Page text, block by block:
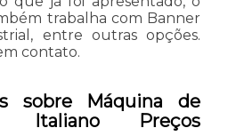
trabalha com Banner
entre outras opções.
contato.
sobre Máquina de
Italiano Preços